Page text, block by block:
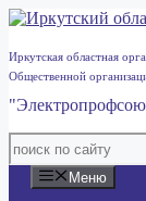
Перейти
содержимому
Иркутская областная
Общественной
Меню